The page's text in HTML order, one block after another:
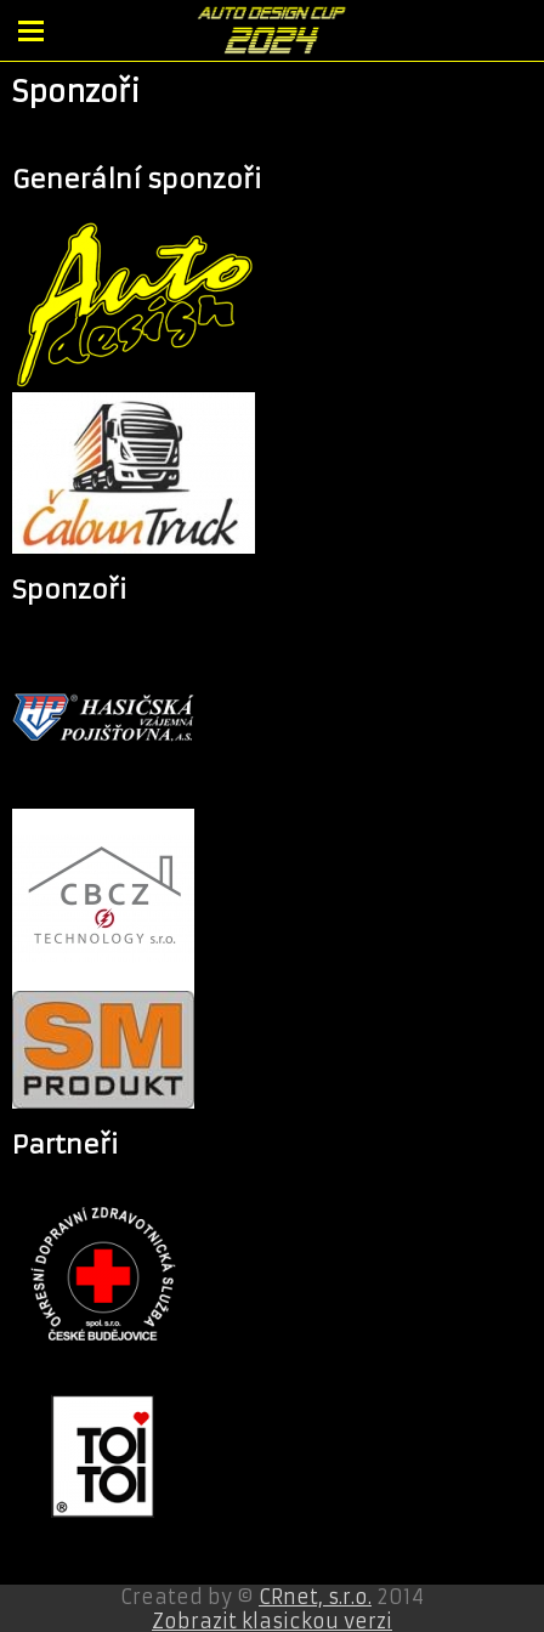
Sponzoři
Generální sponzoři
Sponzoři
Partneři
Created by © CRnet, s.r.o. 2014
Zobrazit klasickou verzi